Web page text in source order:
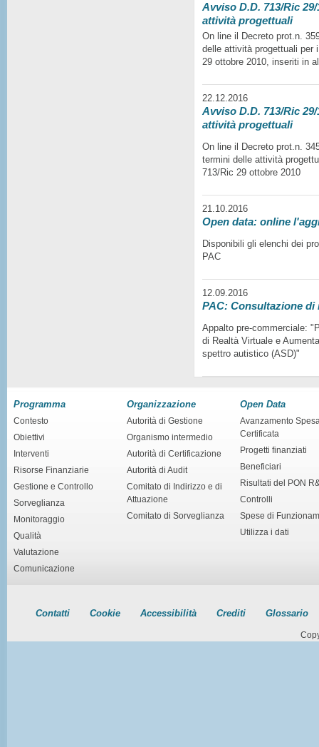
Avviso D.D. 713/Ric
attività progettuali
On line il Decreto prot.n.
delle attività progettuali per
29 ottobre 2010, inseriti in
22.12.2016
Avviso D.D. 713/Ric
attività progettuali
On line il Decreto prot.n.
termini delle attività
713/Ric 29 ottobre 2010
21.10.2016
Open data: online
Disponibili gli elenchi dei
PAC
12.09.2016
PAC: Consultazione di
Appalto pre-commerciale:
di Realtà Virtuale e
spettro autistico (ASD)"
Programma
Contesto
Obiettivi
Interventi
Risorse Finanziarie
Gestione e Controllo
Sorveglianza
Monitoraggio
Qualità
Valutazione
Comunicazione
Organizzazione
Autorità di Gestione
Organismo intermedio
Autorità di Certificazione
Autorità di Audit
Comitato di Indirizzo e di
Attuazione
Comitato di Sorveglianza
Open Data
Avanzamento
Certificata
Progetti finanziati
Beneficiari
Risultati del PON
Controlli
Spese di
Utilizza i dati
Contatti Cookie Accessibilità Crediti Glossario